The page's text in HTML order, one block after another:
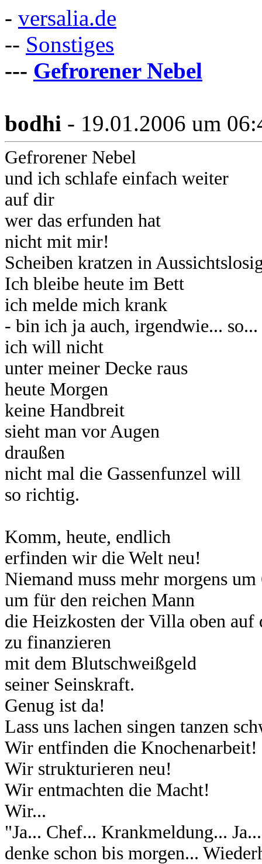
- versalia.de
-- Sonstiges
--- Gefrorener Nebel
bodhi - 19.01.2006 um
Gefrorener Nebel
und ich schlafe einfach weiter
auf dir
wer das erfunden hat
nicht mit mir!
Scheiben kratzen in
Ich bleibe heute im Bett
ich melde mich krank
- bin ich ja auch, irgendwie...
ich will nicht
unter meiner Decke raus
heute Morgen
keine Handbreit
sieht man vor Augen
draußen
nicht mal die Gassenfunzel will
so richtig.
Komm, heute, endlich
erfinden wir die Welt neu!
Niemand muss mehr morgens um
um für den reichen Mann
die Heizkosten der Villa oben auf
zu finanzieren
mit dem Blutschweißgeld
seiner Seinskraft.
Genug ist da!
Lass uns lachen singen tanzen
Wir entfinden die Knochenarbeit!
Wir strukturieren neu!
Wir entmachten die Macht!
Wir...
"Ja... Chef... Krankmeldung... Ja...
denke schon bis morgen...